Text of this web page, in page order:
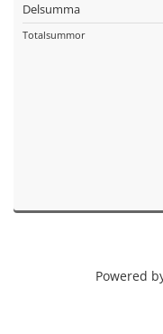
Delsumma
Totalsummor
Powered